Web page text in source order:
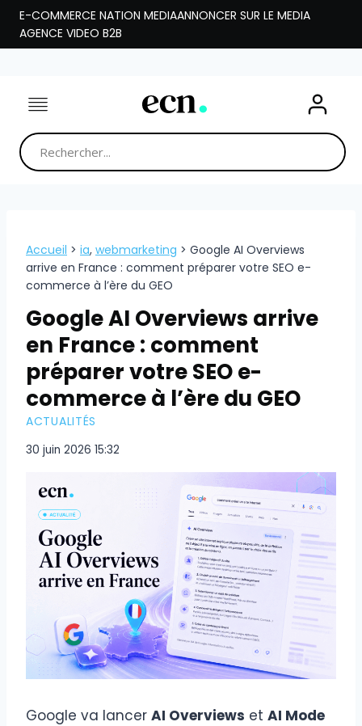
Aller
contenu
E-COMMERCE NATION MEDIAANNONCER SUR LE MEDIA
AGENCE VIDEO B2B
Accueil > ia, webmarketing > Google AI Overviews
arrive en France : comment préparer votre SEO e-
commerce à l’ère du GEO
Google AI Overviews arrive
en France : comment
préparer votre SEO e-
commerce à l’ère du GEO
ACTUALITÉS
30 juin 2026 15:32
Google va lancer AI Overviews et AI Mode